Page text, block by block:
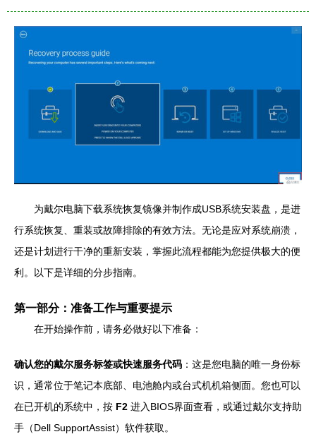
为戴尔电脑下载系统恢复镜像并制作成USB系统安装盘，是进
行系统恢复、重装或故障排除的有效方法。无论是应对系统崩溃，
还是计划进行干净的重新安装，掌握此流程都能为您提供极大的便
利。以下是详细的分步指南。
第一部分：准备工作与重要提示
在开始操作前，请务必做好以下准备：
确认您的戴尔服务标签或快速服务代码 ：这是您电脑的唯一身份标
识，通常位于笔记本底部、电池舱内或台式机机箱侧面。您也可以
在已开机的系统中，按 F2 进入BIOS界面查看，或通过戴尔支持助
手（Dell SupportAssist）软件获取。